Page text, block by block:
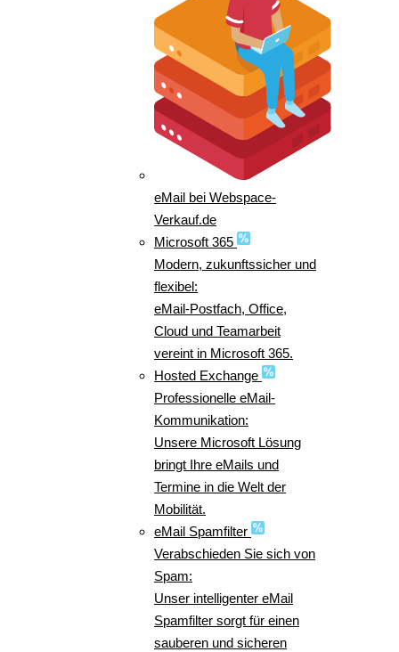
eMail bei Webspace-
Verkauf.de
Microsoft 365
Modern, zukunftssicher und
flexibel:
eMail-Postfach, Office,
Cloud und Teamarbeit
vereint in Microsoft 365.
Hosted Exchange
Professionelle eMail-
Kommunikation:
Unsere Microsoft Lösung
bringt Ihre eMails und
Termine in die Welt der
Mobilität.
eMail Spamfilter
Verabschieden Sie sich von
Spam:
Unser intelligenter eMail
Spamfilter sorgt für einen
sauberen und sicheren